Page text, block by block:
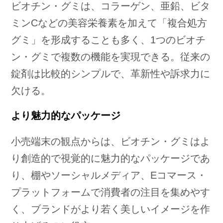
ビオチン・グミは、コラーゲン、亜鉛、ビタ
ミンCなどの美容栄養素を加えて「複合処方
グミ」を形成することも多く、1つのビオチ
ン・グミで複数の機能を実現できる。従来の
錠剤は比較的シンプルで、革新性や訴求力に
欠ける。
より魅力的なパッケージ
小売端末の観点からは、ビオチン・グミはよ
り創造的で視覚的に魅力的なパッケージであ
り、棚やソーシャルメディア、Eコマース・
プラットフォームで消費者の注目を集めやす
く、ブランドがより若く美しいイメージを作